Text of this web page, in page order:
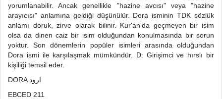
yorumlanabilir. Ancak genellikle "hazine avcısı" veya "hazine
arayıcısı" anlamına geldiği düşünülür. Dora isminin TDK sözlük
anlamı doruk, zirve olarak bilinir. Kur'an'da geçmeyen bir isim
olsa da dinen caiz bir isim olduğundan konulmasında bir sorun
yoktur. Son dönemlerin popüler isimleri arasında olduğundan
Dora ismi ile karşılaşmak mümkündür. D: Girişimci ve hırslı bir
kişiliği temsil eder.
DORA ارود
EBCED 211